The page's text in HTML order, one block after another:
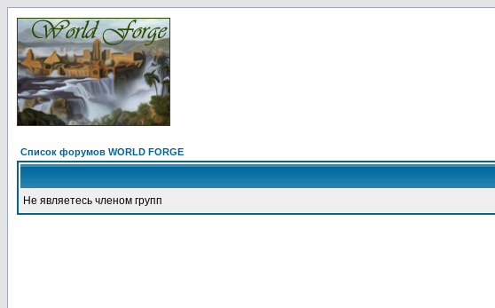
Список форумов WORLD FORGE
Не являетесь членом групп